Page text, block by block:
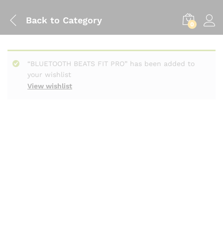
Back to Category 0
View wishlist
“BLUETOOTH BEATS FIT PRO” has been added to
your wishlist